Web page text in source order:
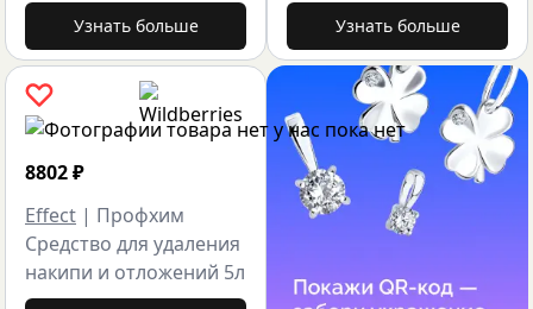
Узнать больше
8802₽
Effect | Профхим
Средство для удаления
накипи и отложений 5л
Узнать больше